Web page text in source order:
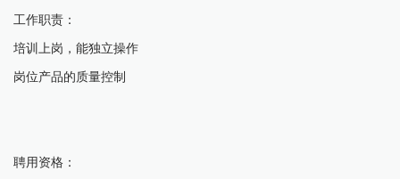
工作职责：
培训上岗，能独立操作
岗位产品的质量控制
聘用资格：